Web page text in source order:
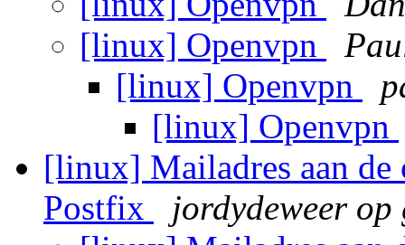
[linux] Openvpn
[linux] Openvpn
[linux] Openvpn
[linux] Mailadres aan de
Postfix
jordydeweer